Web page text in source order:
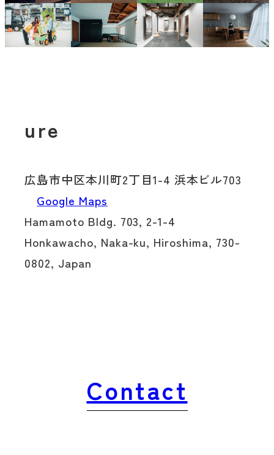
ure
広島市中区本川町2丁目1-4 浜本ビル703
Google Maps
Hamamoto Bldg. 703, 2-1-4
Honkawacho, Naka-ku, Hiroshima, 730-
0802, Japan
Contact